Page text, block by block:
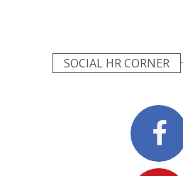
SOCIAL HR CORNER